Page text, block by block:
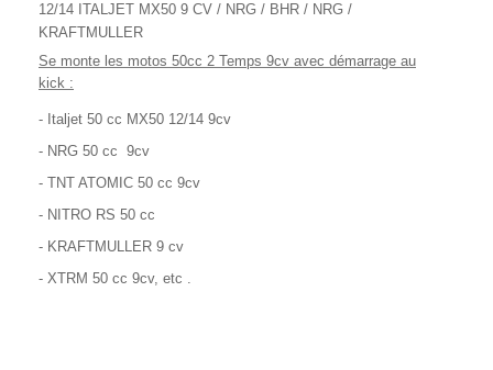
12/14 ITALJET MX50 9 CV / NRG / BHR / NRG /
KRAFTMULLER
Se monte les motos 50cc 2 Temps 9cv avec démarrage au
kick :
- Italjet 50 cc MX50 12/14 9cv
- NRG 50 cc 9cv
- TNT ATOMIC 50 cc 9cv
- NITRO RS 50 cc
- KRAFTMULLER 9 cv
- XTRM 50 cc 9cv, etc .